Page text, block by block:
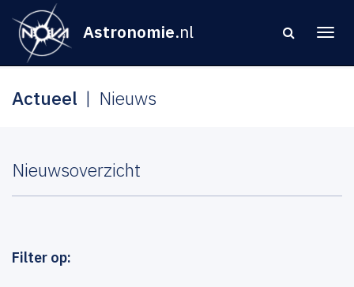
Astronomie.nl
Actueel Nieuws
Nieuwsoverzicht
Filter op: